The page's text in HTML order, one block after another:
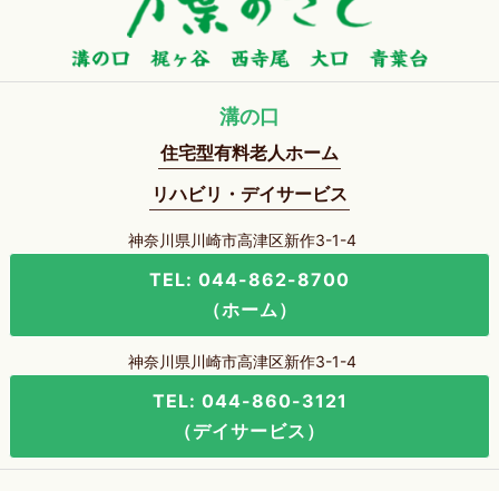
溝の口
住宅型有料老人ホーム
リハビリ・デイサービス
神奈川県川崎市高津区新作3-1-4
TEL: 044-862-8700
（ホーム）
神奈川県川崎市高津区新作3-1-4
TEL: 044-860-3121
（デイサービス）